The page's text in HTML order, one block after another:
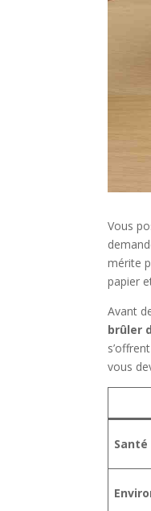
Vous
mérite
papier
Avant
brûler
vous
Santé